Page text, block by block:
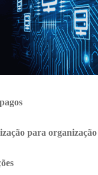
sem quebrar seus fluxos de
Sua equipe obtém
para organização
organizações do
consistentes quando a nossa